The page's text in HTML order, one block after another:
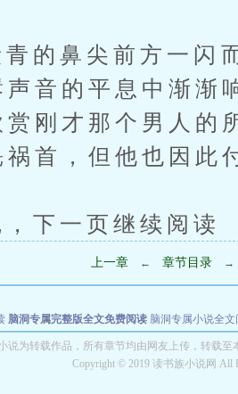
鼻尖前方一闪而
音的平息中渐渐
刚才那个男人的
首，但他也因此
一页继续阅读
上一章 ← 章节目录 →
脑洞专属完整版全文免费阅读 脑洞专属小说全文
世者 穿书第一天就结婚小说
说为转载作品，所有章节均由网友上传，转载至
Copyright © 2019 读书族小说网 All